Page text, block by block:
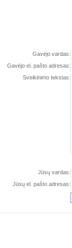
Gavėjo vardas:
Gavėjo el. pašto adresas:
Sveikinimo tekstas:
Jūsų vardas:
Jūsų el. pašto adresas: